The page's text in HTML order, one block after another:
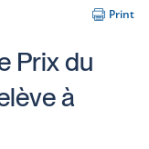
Print
Prix du
à